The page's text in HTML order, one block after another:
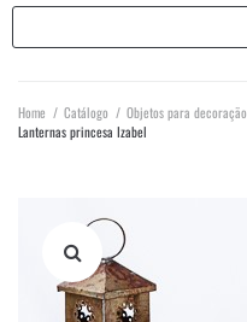
Home / Catálogo / Objetos para decoração
Lanternas princesa Izabel